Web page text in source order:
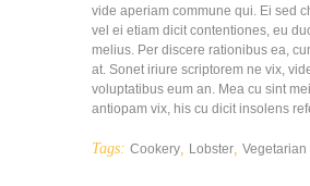
vide aperiam commune qui. Ei sed
vel ei etiam dicit contentiones, eu
melius. Per discere rationibus ea,
at. Sonet iriure scriptorem ne vix,
voluptatibus eum an. Mea cu sint
antiopam vix, his cu dicit insolens
Tags: Cookery Lobster Vegetarian